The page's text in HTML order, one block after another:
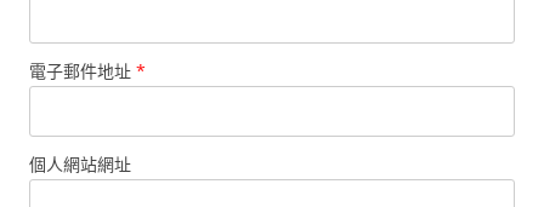
電子郵件地址 *
個人網站網址